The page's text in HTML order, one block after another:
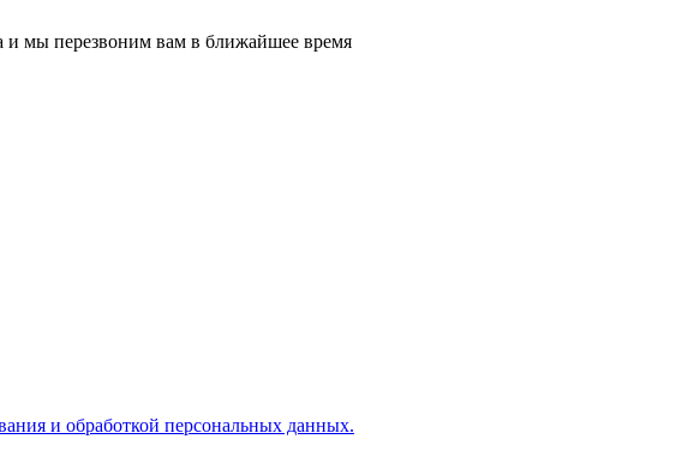
и мы перезвоним вам в ближайшее время
и обработкой персональных данных.